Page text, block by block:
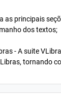
as principais
dos textos;
- A suite
tornando